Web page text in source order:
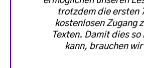
trotzdem die ersten
kostenlosen Zugang
Texten. Damit dies so
kann, brauchen wir